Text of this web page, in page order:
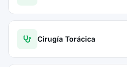
Cirugía Torácica